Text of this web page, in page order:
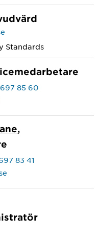
Standards
85 60
,
83 41